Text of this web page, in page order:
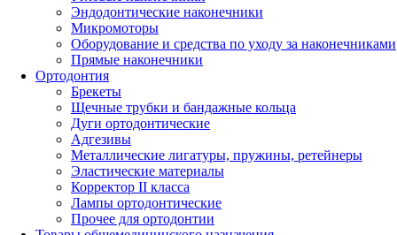
Эндодонтические наконечники
Микромоторы
Оборудование и средства по уходу за наконечниками
Прямые наконечники
Ортодонтия
Брекеты
Щечные трубки и бандажные кольца
Дуги ортодонтические
Адгезивы
Металлические лигатуры, пружины, ретейнеры
Эластические материалы
Корректор II класса
Лампы ортодонтические
Прочее для ортодонтии